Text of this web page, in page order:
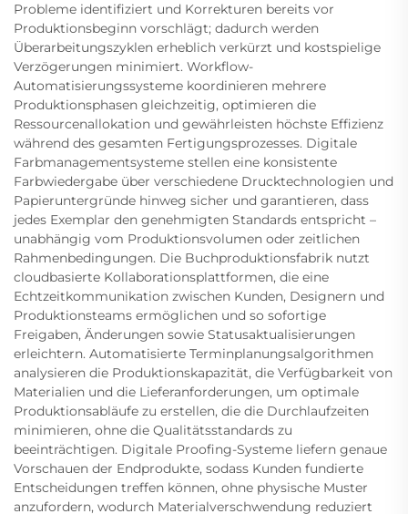
Probleme identifiziert und Korrekturen bereits vor
Produktionsbeginn vorschlägt; dadurch werden
Überarbeitungszyklen erheblich verkürzt und kostspielige
Verzögerungen minimiert. Workflow-
Automatisierungssysteme koordinieren mehrere
Produktionsphasen gleichzeitig, optimieren die
Ressourcenallokation und gewährleisten höchste Effizienz
während des gesamten Fertigungsprozesses. Digitale
Farbmanagementsysteme stellen eine konsistente
Farbwiedergabe über verschiedene Drucktechnologien und
Papieruntergründe hinweg sicher und garantieren, dass
jedes Exemplar den genehmigten Standards entspricht –
unabhängig vom Produktionsvolumen oder zeitlichen
Rahmenbedingungen. Die Buchproduktionsfabrik nutzt
cloudbasierte Kollaborationsplattformen, die eine
Echtzeitkommunikation zwischen Kunden, Designern und
Produktionsteams ermöglichen und so sofortige
Freigaben, Änderungen sowie Statusaktualisierungen
erleichtern. Automatisierte Terminplanungsalgorithmen
analysieren die Produktionskapazität, die Verfügbarkeit von
Materialien und die Lieferanforderungen, um optimale
Produktionsabläufe zu erstellen, die die Durchlaufzeiten
minimieren, ohne die Qualitätsstandards zu
beeinträchtigen. Digitale Proofing-Systeme liefern genaue
Vorschauen der Endprodukte, sodass Kunden fundierte
Entscheidungen treffen können, ohne physische Muster
anzufordern, wodurch Materialverschwendung reduziert